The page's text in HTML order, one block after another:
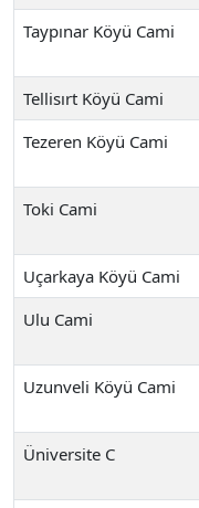
Taypınar Köyü Cami
Tellisırt Köyü Cami
Tezeren Köyü Cami
Toki Cami
Uçarkaya Köyü Cami
Ulu Cami
Uzunveli Köyü Cami
Üniversite C